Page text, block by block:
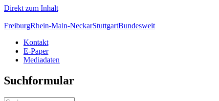
Direkt zum Inhalt
FreiburgRhein-Main-NeckarStuttgartBundesweit
Kontakt
E-Paper
Mediadaten
Suchformular